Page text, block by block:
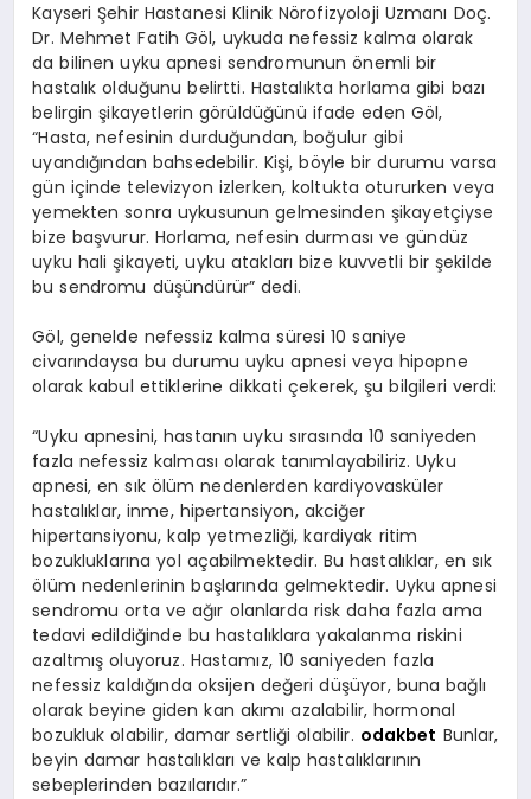
Kayseri Şehir Hastanesi Klinik Nörofizyoloji Uzmanı Doç.
Dr. Mehmet Fatih Göl, uykuda nefessiz kalma olarak
da bilinen uyku apnesi sendromunun önemli bir
hastalık olduğunu belirtti. Hastalıkta horlama gibi bazı
belirgin şikayetlerin görüldüğünü ifade eden Göl,
“Hasta, nefesinin durduğundan, boğulur gibi
uyandığından bahsedebilir. Kişi, böyle bir durumu varsa
gün içinde televizyon izlerken, koltukta otururken veya
yemekten sonra uykusunun gelmesinden şikayetçiyse
bize başvurur. Horlama, nefesin durması ve gündüz
uyku hali şikayeti, uyku atakları bize kuvvetli bir şekilde
bu sendromu düşündürür” dedi.
Göl, genelde nefessiz kalma süresi 10 saniye
civarındaysa bu durumu uyku apnesi veya hipopne
olarak kabul ettiklerine dikkati çekerek, şu bilgileri verdi:
“Uyku apnesini, hastanın uyku sırasında 10 saniyeden
fazla nefessiz kalması olarak tanımlayabiliriz. Uyku
apnesi, en sık ölüm nedenlerden kardiyovasküler
hastalıklar, inme, hipertansiyon, akciğer
hipertansiyonu, kalp yetmezliği, kardiyak ritim
bozukluklarına yol açabilmektedir. Bu hastalıklar, en sık
ölüm nedenlerinin başlarında gelmektedir. Uyku apnesi
sendromu orta ve ağır olanlarda risk daha fazla ama
tedavi edildiğinde bu hastalıklara yakalanma riskini
azaltmış oluyoruz. Hastamız, 10 saniyeden fazla
nefessiz kaldığında oksijen değeri düşüyor, buna bağlı
olarak beyine giden kan akımı azalabilir, hormonal
bozukluk olabilir, damar sertliği olabilir. odakbet Bunlar,
beyin damar hastalıkları ve kalp hastalıklarının
sebeplerinden bazılarıdır.”